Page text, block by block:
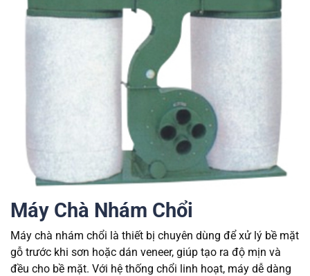
Máy Chà Nhám Chổi
Máy chà nhám chổi là thiết bị chuyên dùng để xử lý bề mặt
gỗ trước khi sơn hoặc dán veneer, giúp tạo ra độ mịn và
đều cho bề mặt. Với hệ thống chổi linh hoạt, máy dễ dàng